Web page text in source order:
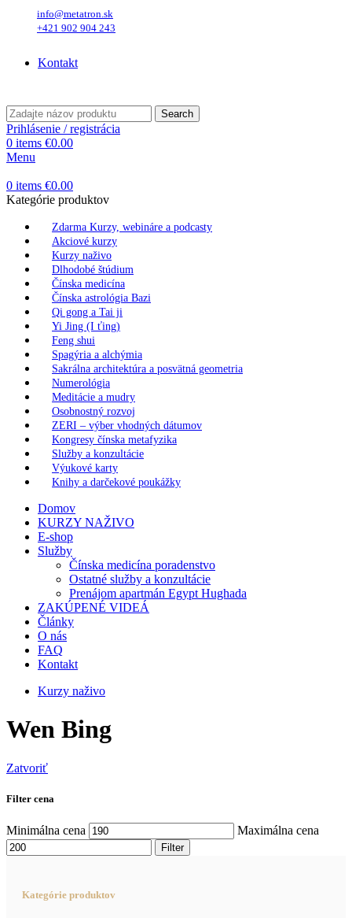
info@metatron.sk
+421 902 904 243
Kontakt
Search
Prihlásenie / registrácia
0 items €0.00
Menu
0 items €0.00
Kategórie produktov
Zdarma Kurzy, webináre a podcasty
Akciové kurzy
Kurzy naživo
Dlhodobé štúdium
Čínska medicína
Čínska astrológia Bazi
Qi gong a Tai ji
Yi Jing (I ťing)
Feng shui
Spagýria a alchýmia
Sakrálna architektúra a posvätná geometria
Numerológia
Meditácie a mudry
Osobnostný rozvoj
ZERI – výber vhodných dátumov
Kongresy čínska metafyzika
Služby a konzultácie
Výukové karty
Knihy a darčekové poukážky
Domov
KURZY NAŽIVO
E-shop
Služby
Čínska medicína poradenstvo
Ostatné služby a konzultácie
Prenájom apartmán Egypt Hughada
ZAKÚPENÉ VIDEÁ
Články
O nás
FAQ
Kontakt
Kurzy naživo
Wen Bing
Zatvoriť
Filter cena
Minimálna cena Maximálna cena
Filter
Kategórie produktov